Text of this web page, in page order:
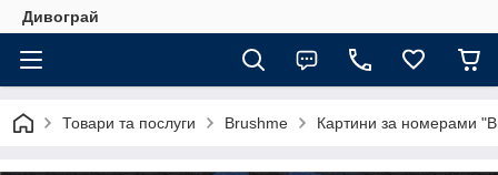
Дивограй
Товари та послуги Brushme Картини за номерами